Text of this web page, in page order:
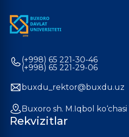
(+998) 65 221-30-46
(+998) 65 221-29-06
buxdu_rektor@buxdu.uz
Buxoro sh. M.Iqbol ko‘chasi
Rekvizitlar